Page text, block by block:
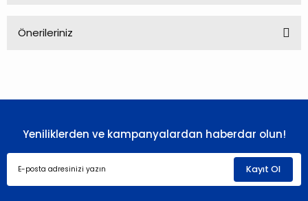
Önerileriniz
Ürün resmi kalitesiz, bozuk veya görüntülenemiyor.
Yeniliklerden ve kampanyalardan haberdar olun!
Kayıt Ol